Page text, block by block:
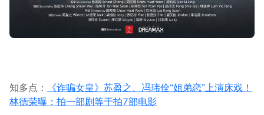
知多点：
《诈骗女皇》苏盈之、冯玮佺“姐弟恋”上演床戏！
林德荣曝：拍一部剧等于拍7部电影